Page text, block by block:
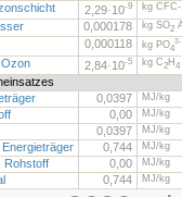
2,29·10-9 kg
0,000178 kg SO2
0,000118 kg PO4
3-
2,84·10-5 kg C2H 4
0,0397 MJ/kg
0,00 MJ/kg
0,0397 MJ/kg
0,744 MJ/kg
Rohstoff 0,00 MJ/kg
0,744 MJ/kg